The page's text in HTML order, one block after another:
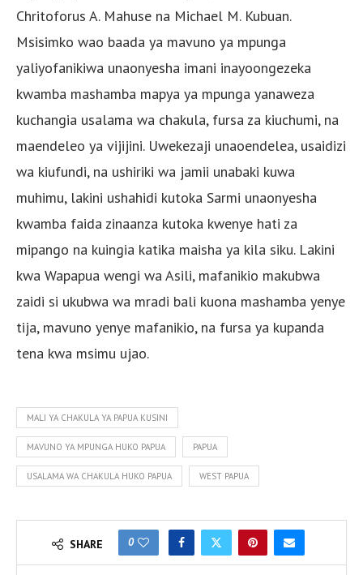
Chritoforus A. Mahuse na Michael M. Kubuan.
Msisimko wao baada ya mavuno ya mpunga
yaliyofanikiwa unaonyesha imani inayoongezeka
kwamba mashamba mapya ya mpunga yanaweza
kuchangia usalama wa chakula, fursa za kiuchumi, na
maendeleo ya vijijini. Uwekezaji unaoendelea, usaidizi
wa kiufundi, na ushiriki wa jamii unabaki kuwa
muhimu, lakini ushahidi kutoka Sarmi unaonyesha
kwamba faida zinaanza kutoka kwenye hati za
mipango na kuingia katika maisha ya kila siku. Lakini
kwa Wapapua wengi wa Asili, mafanikio makubwa
zaidi si ukubwa wa mradi bali kuona mashamba yenye
tija, mavuno yenye mafanikio, na fursa ya kupanda
tena kwa msimu ujao.
MALI YA CHAKULA YA PAPUA KUSINI
MAVUNO YA MPUNGA HUKO PAPUA PAPUA
USALAMA WA CHAKULA HUKO PAPUA WEST PAPUA
SHARE 0